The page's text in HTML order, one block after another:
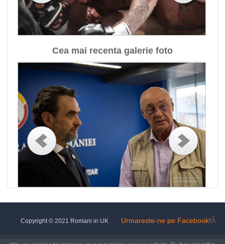
Cea mai recenta galerie foto
Urmareste-ne pe Facebook!Â
Copyright © 2021 Romani in UK